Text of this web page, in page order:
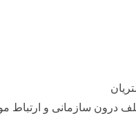
درون سازمانی و ارتباط